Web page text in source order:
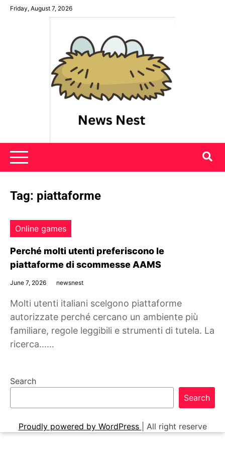
SkipFriday, August 7, 2026
News Nest
Tag: piattaforme
Online games
Perché molti utenti preferiscono le
piattaforme di scommesse AAMS
June 7, 2026 newsnest
Molti utenti italiani scelgono piattaforme
autorizzate perché cercano un ambiente più
familiare, regole leggibili e strumenti di tutela. La
ricerca……
Search
Search
Proudly powered by WordPress All right reserve